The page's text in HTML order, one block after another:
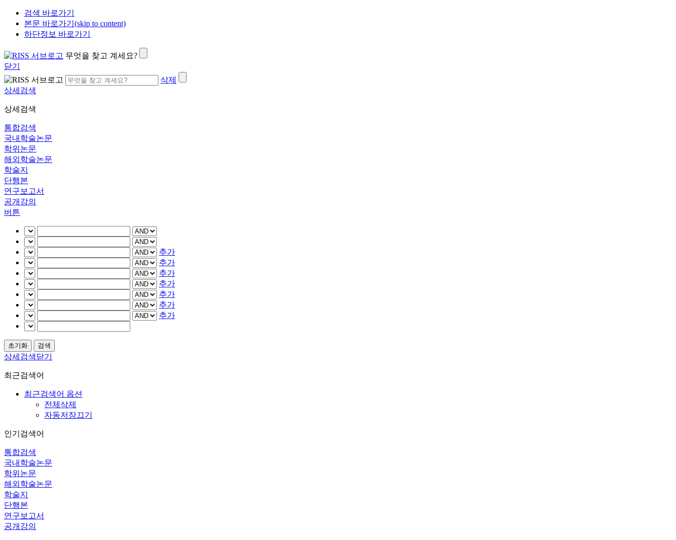
검색 바로가기
본문 바로가기(skip to content)
하단정보 바로가기
무엇을 찾고 계세요?
닫기
삭제
상세검색
상세검색
통합검색
국내학술논문
학위논문
해외학술논문
학술지
단행본
연구보고서
공개강의
버튼
추가
추가
추가
추가
추가
추가
추가
상세검색닫기
최근검색어
최근검색어 옵션
전체삭제
자동저장끄기
인기검색어
통합검색
국내학술논문
학위논문
해외학술논문
학술지
단행본
연구보고서
공개강의